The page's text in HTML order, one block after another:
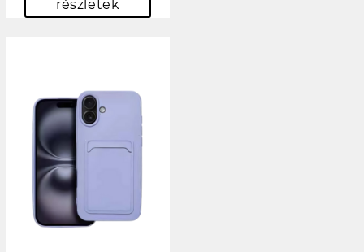
részletek